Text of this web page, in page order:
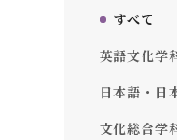
すべて
英語文化学
日本語・日
文化総合学